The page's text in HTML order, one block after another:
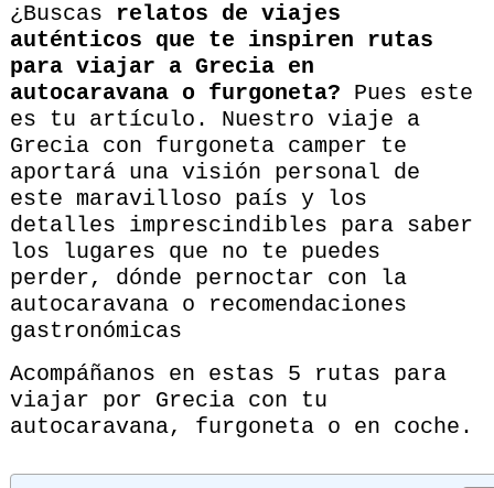
¿Buscas relatos de viajes
auténticos que te inspiren rutas
para viajar a Grecia en
autocaravana o furgoneta? Pues este
es tu artículo. Nuestro viaje a
Grecia con furgoneta camper te
aportará una visión personal de
este maravilloso país y los
detalles imprescindibles para saber
los lugares que no te puedes
perder, dónde pernoctar con la
autocaravana o recomendaciones
gastronómicas
Acompáñanos en estas 5 rutas para
viajar por Grecia con tu
autocaravana, furgoneta o en coche.